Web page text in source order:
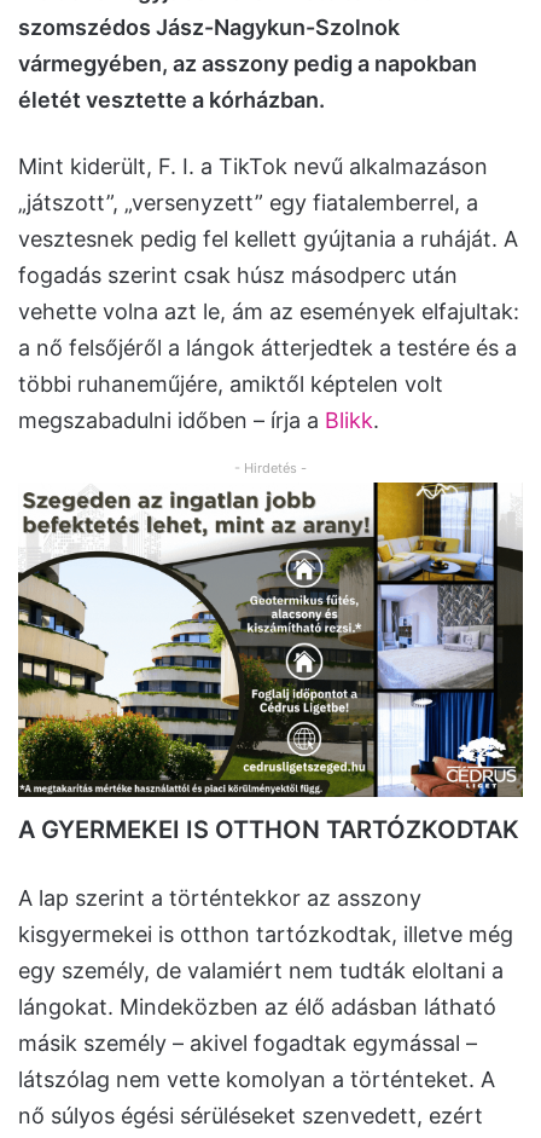
szomszédos Jász-Nagykun-Szolnok
vármegyében, az asszony pedig a napokban
életét vesztette a kórházban.
Mint kiderült, F. I. a TikTok nevű alkalmazáson
„játszott”, „versenyzett” egy fiatalemberrel, a
vesztesnek pedig fel kellett gyújtania a ruháját. A
fogadás szerint csak húsz másodperc után
vehette volna azt le, ám az események elfajultak:
a nő felsőjéről a lángok átterjedtek a testére és a
többi ruhaneműjére, amiktől képtelen volt
megszabadulni időben – írja a Blikk.
- Hirdetés -
A GYERMEKEI IS OTTHON TARTÓZKODTAK
A lap szerint a történtekkor az asszony
kisgyermekei is otthon tartózkodtak, illetve még
egy személy, de valamiért nem tudták eloltani a
lángokat. Mindeközben az élő adásban látható
másik személy – akivel fogadtak egymással –
látszólag nem vette komolyan a történteket. A
nő súlyos égési sérüléseket szenvedett, ezért